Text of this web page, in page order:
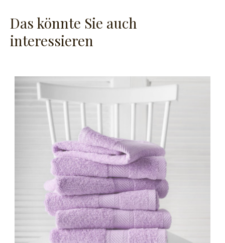
Das könnte Sie auch
interessieren